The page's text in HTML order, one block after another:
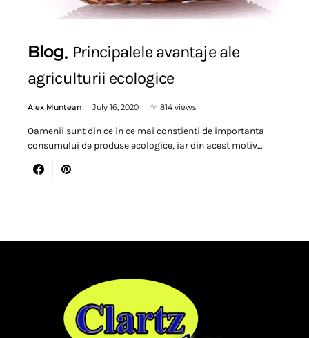
Blog Principalele avantaje ale
agriculturii ecologice
Alex Muntean July 16, 2020 814 views
Oamenii sunt din ce in ce mai constienti de importanta
consumului de produse ecologice, iar din acest motiv…